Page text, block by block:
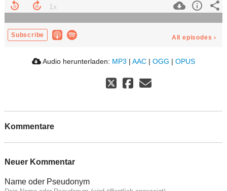
Subscribe All episodes ›
Audio herunterladen: MP3 | AAC | OGG | OPUS
Kommentare
Neuer Kommentar
Name oder Pseudonym